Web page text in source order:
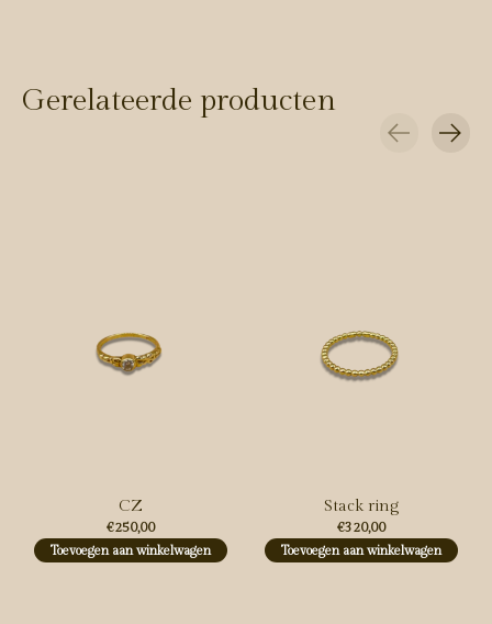
Gerelateerde producten
CZ
€250,00
Toevoegen aan winkelwagen
Stack ring
€320,00
Toevoegen aan winkelwagen